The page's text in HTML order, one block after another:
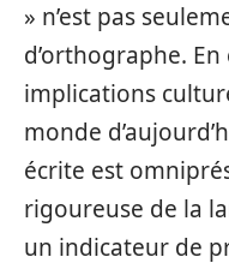
» n’est pas
d’orthographe.
implications
monde
écrite est
rigoureuse de la
un indicateur de